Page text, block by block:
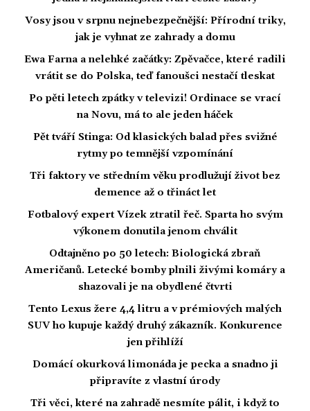
Vosy jsou v srpnu nejnebezpečnější: Přírodní triky,
jak je vyhnat ze zahrady a domu
Ewa Farna a nelehké začátky: Zpěvačce, které radili
vrátit se do Polska, teď fanoušci nestačí tleskat
Po pěti letech zpátky v televizi! Ordinace se vrací
na Novu, má to ale jeden háček
Pět tváří Stinga: Od klasických balad přes svižné
rytmy po temnější vzpomínání
Tři faktory ve středním věku prodlužují život bez
demence až o třináct let
Fotbalový expert Vízek ztratil řeč. Sparta ho svým
výkonem donutila jenom chválit
Odtajněno po 50 letech: Biologická zbraň
Američanů. Letecké bomby plnili živými komáry a
shazovali je na obydlené čtvrti
Tento Lexus žere 4,4 litru a v prémiových malých
SUV ho kupuje každý druhý zákazník. Konkurence
jen přihlíží
Domácí okurková limonáda je pecka a snadno ji
připravíte z vlastní úrody
Tři věci, které na zahradě nesmíte pálit, i když to